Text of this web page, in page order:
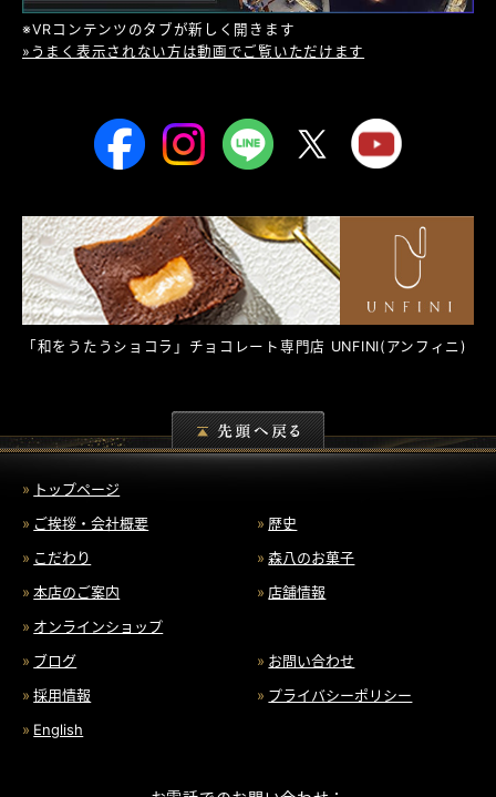
※VRコンテンツのタブが新しく開きます
»うまく表示されない方は動画でご覧いただけます
「和をうたうショコラ」チョコレート専門店 UNFINI(アンフィニ)
トップページ
ご挨拶・会社概要
歴史
こだわり
森八のお菓子
本店のご案内
店舗情報
オンラインショップ
ブログ
お問い合わせ
採用情報
プライバシーポリシー
English